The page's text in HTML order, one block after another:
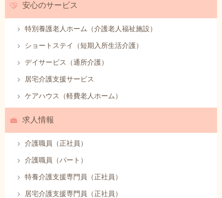
安心のサービス
特別養護老人ホーム（介護老人福祉施設）
ショートステイ（短期入所生活介護）
デイサービス（通所介護）
居宅介護支援サービス
ケアハウス（軽費老人ホーム）
求人情報
介護職員（正社員）
介護職員（パート）
特養介護支援専門員（正社員）
居宅介護支援専門員（正社員）